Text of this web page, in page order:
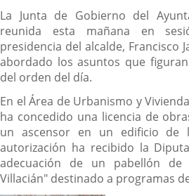
La Junta de Gobierno del
reunida esta mañana en
presidencia del alcalde, Francisco
abordado los asuntos que
del orden del día.
En el Área de Urbanismo y
ha concedido una licencia de
un ascensor en un edificio de
autorización ha recibido la
adecuación de un pabellón de
Villacián" destinado a programas